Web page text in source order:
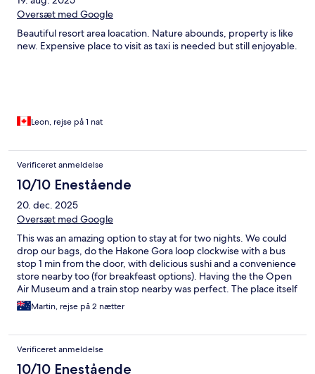
Oversæt med Google
Beautiful resort area loacation. Nature abounds, property is like
new. Expensive place to visit as taxi is needed but still enjoyable.
Leon, rejse på 1 nat
Verificeret anmeldelse
10/10 Enestående
20. dec. 2025
Oversæt med Google
This was an amazing option to stay at for two nights. We could
drop our bags, do the Hakone Gora loop clockwise with a bus
stop 1 min from the door, with delicious sushi and a convenience
store nearby too (for breakfeast options). Having the the Open
Air Museum and a train stop nearby was perfect. The place itself
was tidy, warm, had all the essentials we needed, plus a
generously sized bathtub (with TV) to relax after completing the
Martin, rejse på 2 nætter
Verificeret anmeldelse
10/10 Enestående